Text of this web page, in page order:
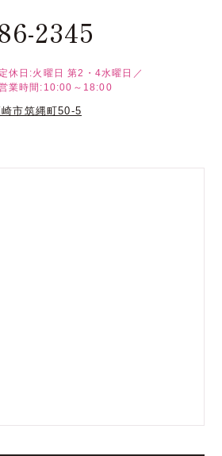
2345
定休日:火曜日 第2・4水曜日／
業時間:10:00～18:00
市筑縄町50-5